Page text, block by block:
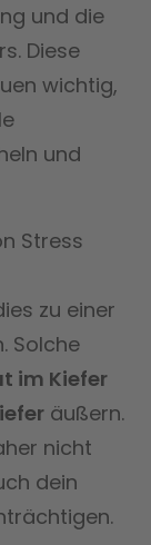
und die
Diese
wichtig,
und
Stress
zu einer
Solche
im Kiefer
äußern.
nicht
dein